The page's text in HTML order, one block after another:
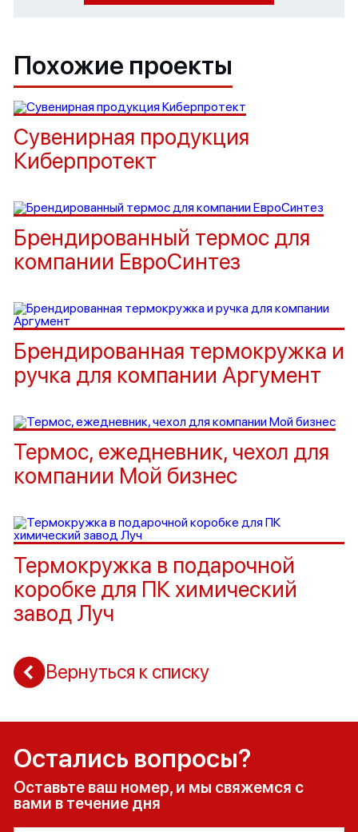
Похожие проекты
Сувенирная продукция
Киберпротект
Брендированный термос для
компании ЕвроСинтез
Брендированная термокружка и
ручка для компании Аргумент
Термос, ежедневник, чехол для
компании Мой бизнес
Термокружка в подарочной
коробке для ПК химический
завод Луч
Вернуться к списку
Остались вопросы?
Оставьте ваш номер, и мы свяжемся с
вами в течение дня